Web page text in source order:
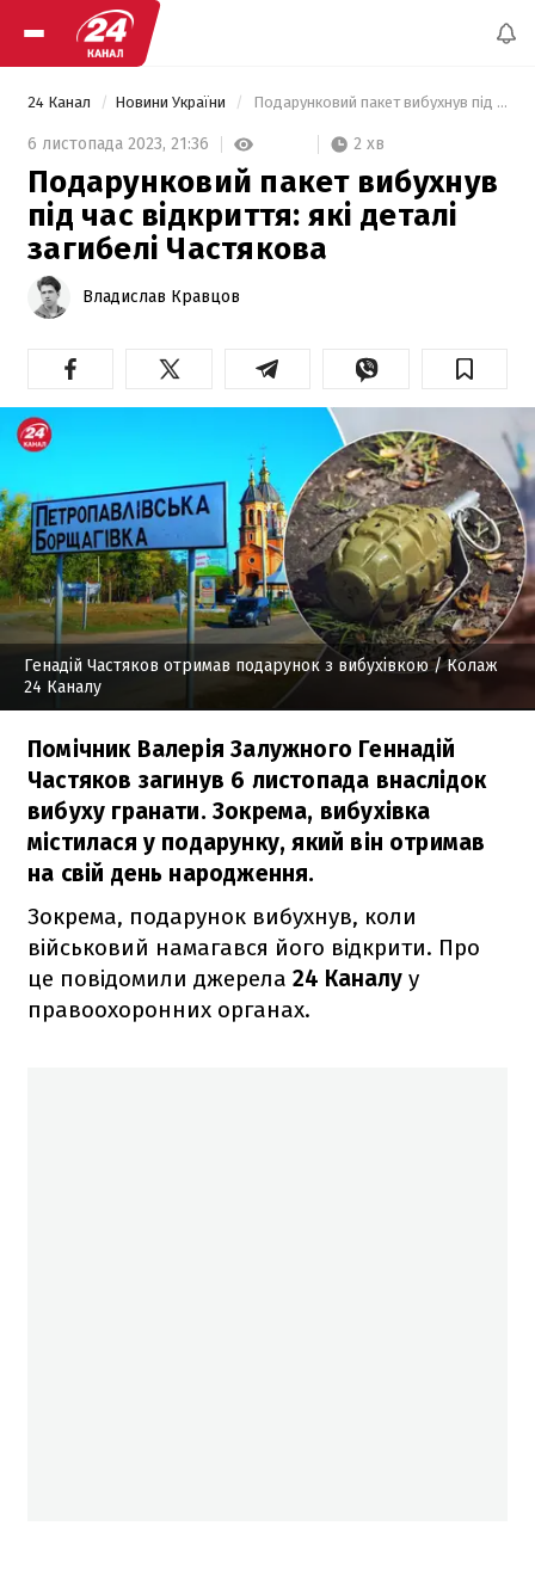
24 Канал Новини України Подарунковий пакет вибухнув під час відкриття: які деталі загибелі Частякова
6 листопада 2023, 21:36 2 хв
Подарунковий пакет вибухнув
під час відкриття: які деталі
загибелі Частякова
Владислав Кравцов
Генадій Частяков отримав подарунок з вибухівкою/ Колаж
24 Каналу
Помічник Валерія Залужного Геннадій
Частяков загинув 6 листопада внаслідок
вибуху гранати. Зокрема, вибухівка
містилася у подарунку, який він отримав
на свій день народження.
Зокрема, подарунок вибухнув, коли
військовий намагався його відкрити. Про
це повідомили джерела 24 Каналу у
правоохоронних органах.